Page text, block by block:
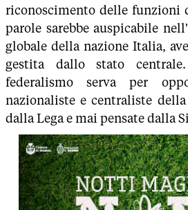
riconoscimento delle funzioni
parole sarebbe auspicabile
globale della nazione Italia,
gestita dallo stato
federalismo serva per
nazionaliste e centraliste della
dalla Lega e mai pensate dalla